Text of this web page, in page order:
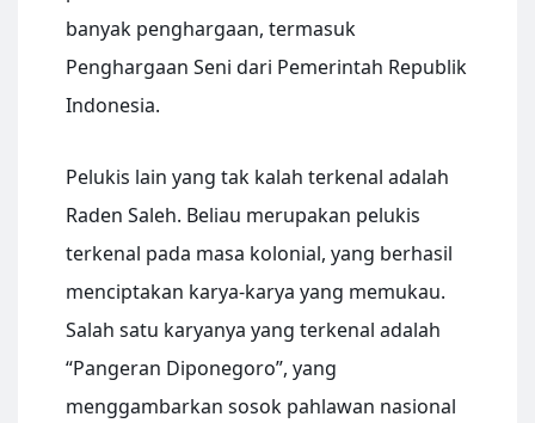
banyak penghargaan, termasuk
Penghargaan Seni dari Pemerintah Republik
Indonesia.
Pelukis lain yang tak kalah terkenal adalah
Raden Saleh. Beliau merupakan pelukis
terkenal pada masa kolonial, yang berhasil
menciptakan karya-karya yang memukau.
Salah satu karyanya yang terkenal adalah
“Pangeran Diponegoro”, yang
menggambarkan sosok pahlawan nasional